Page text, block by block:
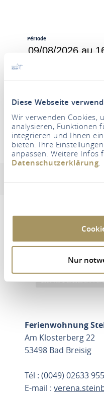
Diese Webseite
Wir verwenden Cookies,
analysieren, Funktionen
integrieren und Ihnen
bieten. Ihre
anpassen. Weitere Infos
Datenschutzerklärung
Nur
Période
Um diesen Inhalt
Drittanbieter
Ferienwohnung
Am Klosterberg 22
53498 Bad Breisig
Tél : (0049) 02633
E-mail :